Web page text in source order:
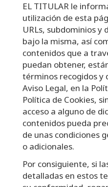
EL TITULAR le
utilización de esta
URLs, subdominios y
bajo la misma, así
contenidos que a
puedan obtener,
términos recogidos y
Aviso Legal, en la
Política de Cookies,
acceso a alguno de
contenidos pueda
de unas condiciones
o adicionales.
Por consiguiente, si
detalladas en estos